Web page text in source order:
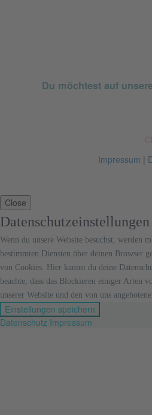
Du möchtest auf
Impressum |
Close
Wenn du unsere Website besuchst, werden
bestimmten Diensten über deinen Browser
von Cookies. Hier kannst du deine
beachte, dass das Blockieren einiger Arten
unserer Website und den von uns
Einstellungen speichern
Datenschutz Impressum